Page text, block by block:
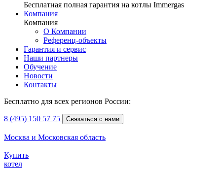
Бесплатная полная гарантия на котлы Immergas
Компания
Компания
О Компании
Референц-объекты
Гарантия и сервис
Наши партнеры
Обучение
Новости
Контакты
Бесплатно для всех регионов России:
8 (495) 150 57 75 Связаться с нами
Москва и Московская область
Купить
котел